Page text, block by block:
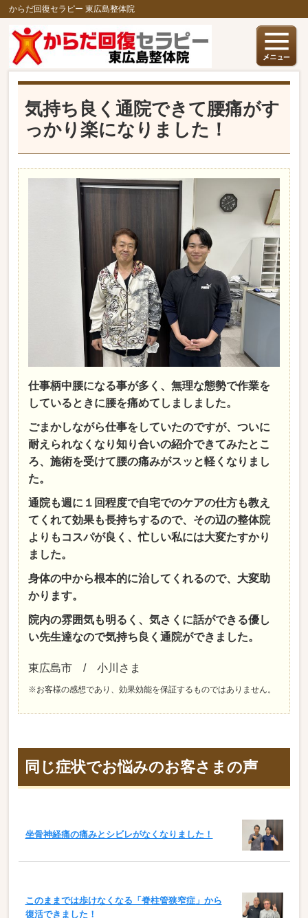
からだ回復セラピー 東広島整体院
気持ち良く通院できて腰痛がす
っかり楽になりました！
仕事柄中腰になる事が多く、無理な態勢で作業を
しているときに腰を痛めてしましました。
ごまかしながら仕事をしていたのですが、ついに
耐えられなくなり知り合いの紹介できてみたとこ
ろ、施術を受けて腰の痛みがスッと軽くなりまし
た。
通院も週に１回程度で自宅でのケアの仕方も教え
てくれて効果も長持ちするので、その辺の整体院
よりもコスパが良く、忙しい私には大変たすかり
ました。
身体の中から根本的に治してくれるので、大変助
かります。
院内の雰囲気も明るく、気さくに話ができる優し
い先生達なので気持ち良く通院ができました。
東広島市 / 小川さま
※お客様の感想であり、効果効能を保証するものではありません。
同じ症状でお悩みのお客さまの声
坐骨神経痛の痛みとシビレがなくなりました！
このままでは歩けなくなる「脊柱管狭窄症」から
復活できました！